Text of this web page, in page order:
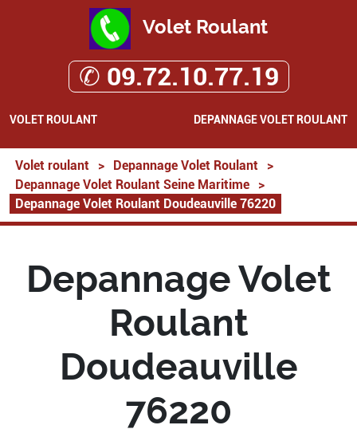
Volet Roulant
✆ 09.72.10.77.19
VOLET ROULANT DEPANNAGE VOLET ROULANT
Volet roulant > Depannage Volet Roulant
>
Depannage Volet Roulant Seine Maritime
>
Depannage Volet Roulant Doudeauville 76220
Depannage Volet
Roulant
Doudeauville
76220